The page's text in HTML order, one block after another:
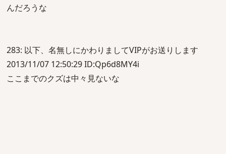
んだろうな
283: 以下、名無しにかわりましてVIPがお送りします
2013/11/07 12:50:29 ID:Qp6d8MY4i
ここまでのクズは中々見ないな